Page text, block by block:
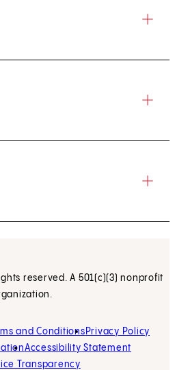
reserved. A 501(c)(3) nonprofit
and Conditions Privacy Policy
Accessibility Statement
Transparency